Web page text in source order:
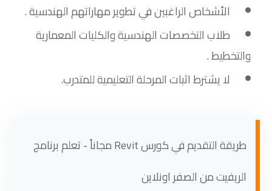
الأشخاص الراغبين في تطوير مهاراتهم الهندسية .
طلاب التخصصات الهندسية والكليات المعمارية
والتخطيط .
لا يشترط اثبات المرحلة التعليمية للمتدرب.
طريقة التقديم في كورس Revit مجاناً - تعلم برنامج
الريفيت من الصفر اونلاين